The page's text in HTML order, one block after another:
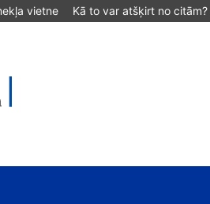
vietne Kā to var atšķirt no citām?